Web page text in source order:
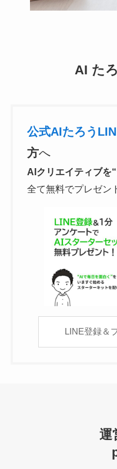
AI た
公式AIたろう
方へ
AIクリエイティブを
全て無料でプレゼン
LINE登録＆
運